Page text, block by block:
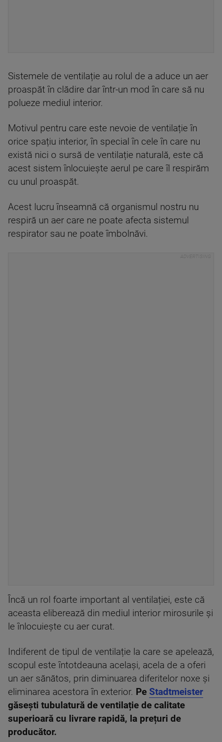
Sistemele de ventilație au rolul de a aduce un aer
proaspăt în clădire dar într-un mod în care să nu
polueze mediul interior.
Motivul pentru care este nevoie de ventilație în
orice spațiu interior, în special în cele în care nu
există nici o sursă de ventilație naturală, este că
acest sistem înlocuiește aerul pe care îl respirăm
cu unul proaspăt.
Acest lucru înseamnă că organismul nostru nu
respiră un aer care ne poate afecta sistemul
respirator sau ne poate îmbolnăvi.
Încă un rol foarte important al ventilației, este că
aceasta eliberează din mediul interior mirosurile și
le înlocuiește cu aer curat.
Indiferent de tipul de ventilație la care se apelează,
scopul este întotdeauna același, acela de a oferi
un aer sănătos, prin diminuarea diferitelor noxe și
eliminarea acestora în exterior. Pe Stadtmeister
găsești tubulatură de ventilație de calitate
superioară cu livrare rapidă, la prețuri de
producător.